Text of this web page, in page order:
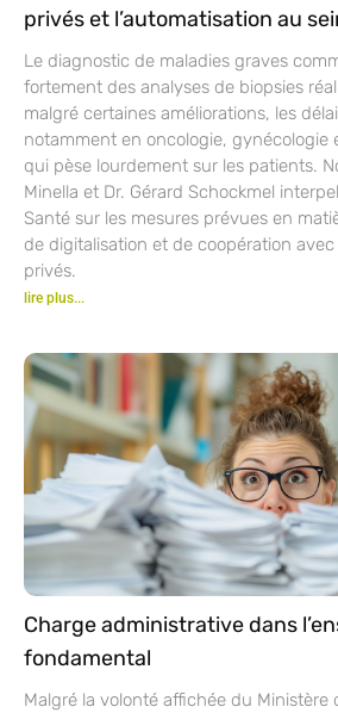
privés et l’automatisation au
Le diagnostic de maladies graves
fortement des analyses de biopsies
malgré certaines améliorations, les
notamment en oncologie, gynécologie
qui pèse lourdement sur les patients.
Minella et Dr. Gérard Schockmel
Santé sur les mesures prévues en
de digitalisation et de coopération
privés.
lire plus...
Charge administrative dans
fondamental
Malgré la volonté affichée du Ministère